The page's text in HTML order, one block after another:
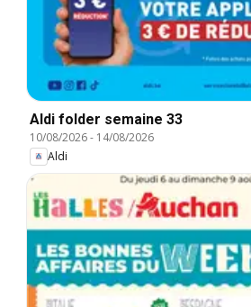
Aldi folder semaine 33
10/08/2026- 14/08/2026
Aldi